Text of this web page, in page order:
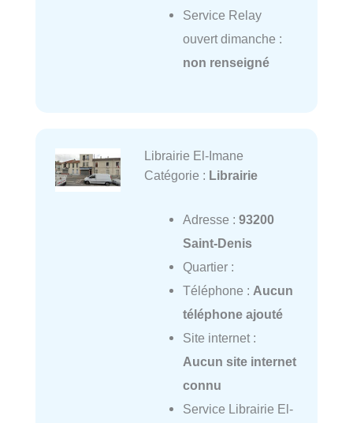
Service Relay
ouvert dimanche :
non renseigné
Librairie El-Imane
Catégorie : Librairie
Adresse : 93200
Saint-Denis
Quartier :
Téléphone : Aucun
téléphone ajouté
Site internet :
Aucun site internet
connu
Service Librairie El-